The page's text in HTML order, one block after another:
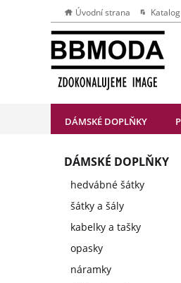
DÁMSKÉ DOPLŇKY
Úvodní strana
DÁMSKÉ DOPLŇKY
hedvábné šátky
šátky a šály
kabelky a tašky
opasky
náramky